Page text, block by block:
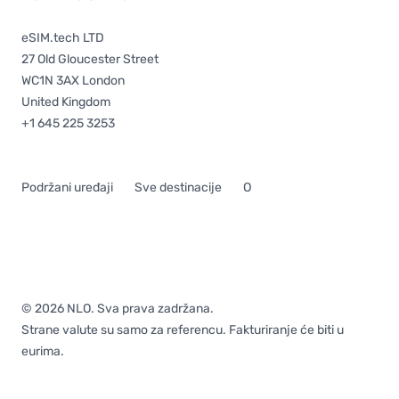
eSIM.tech LTD
27 Old Gloucester Street
WC1N 3AX London
United Kingdom
+1 645 225 3253
Podržani uređaji Sve destinacije O
© 2026 NLO. Sva prava zadržana.
Strane valute su samo za referencu. Fakturiranje će biti u
eurima.